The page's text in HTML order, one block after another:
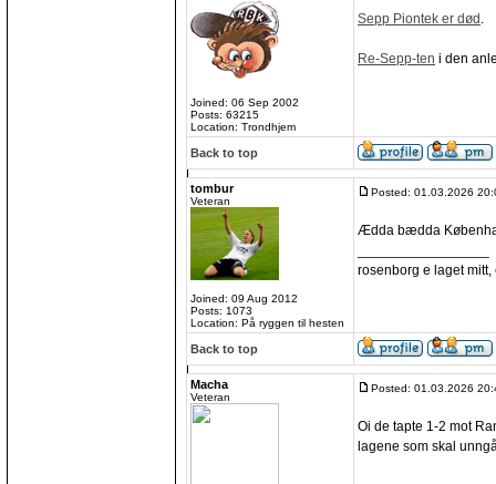
Joined: 06 Sep 2002
Posts: 63215
Location: Trondhjem
Sepp Piontek er død .
Re-Sepp-ten i den
Back to top
tombur
Veteran
Joined: 09 Aug 2012
Posts: 1073
Location: På ryggen til hesten
Posted: 01.03.2026
Ædda bædda
rosenborg e laget mitt,
Back to top
Macha
Veteran
Posted: 01.03.2026
Oi de tapte 1-2 mot
lagene som skal